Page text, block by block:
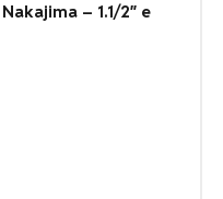
– 1.1/2″ e